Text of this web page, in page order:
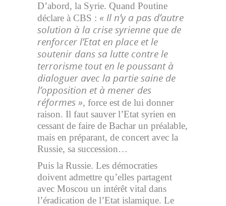
D’abord, la Syrie. Quand Poutine
déclare à CBS : « Il n’y a pas d’autre
solution à la crise syrienne que de
renforcer l’Etat en place et le
soutenir dans sa lutte contre le
terrorisme tout en le poussant à
dialoguer avec la partie saine de
l’opposition et à mener des
réformes », force est de lui donner
raison. Il faut sauver l’Etat syrien en
cessant de faire de Bachar un préalable,
mais en préparant, de concert avec la
Russie, sa succession…
Puis la Russie. Les démocraties
doivent admettre qu’elles partagent
avec Moscou un intérêt vital dans
l’éradication de l’Etat islamique. Le